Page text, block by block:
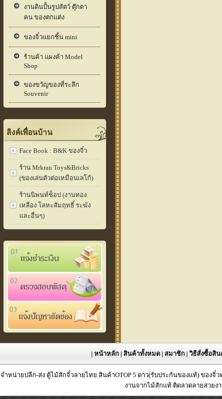
งานดินปั้นรูปสัตว์ ตุ๊กตา
คน ของตกแต่ง
ของจิ๋วแยกชิ้น mini
ร้านค้า แผงค้า Model
Shop
ของขวัญของที่ระลึก
Souvenir
ลิงค์เพื่อนบ้าน
Face Book : B&K ของจิ๋ว
ร้าน Mrkran Toys&Bricks
(ของเล่นตัวต่อเหมือนเลโก้)
ร้านนิพนท์ช็อป (งานทอง
เหลือง โลหะสัมฤทธิ์ ระฆัง
และอื่นๆ)
|หน้าหลัก |สินค้าทั้งหมด |สมาชิก |วิธีสั่งซื้อสิ
จำหน่ายปลีก-ส่ง ตู้ไม้สักจิ๋วลายไทย สินค้าOTOP 5 ดาว(รับประกันของแท้) ของ
งานจากไม้สักแท้ ติดลวดลายสวยง